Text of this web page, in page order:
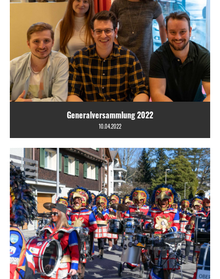
Generalversammlung 2022
10.04.2022